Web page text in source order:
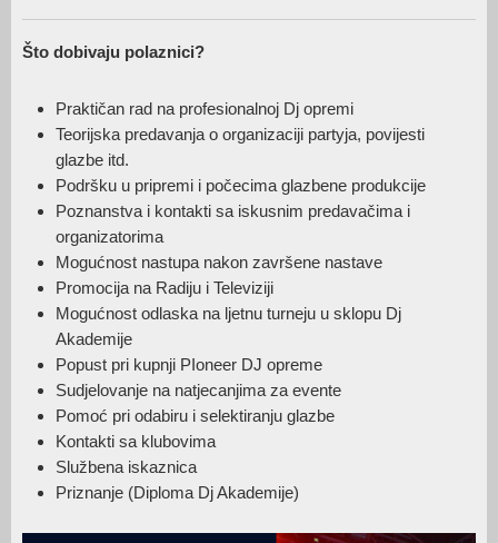
Što dobivaju polaznici?
Praktičan rad na profesionalnoj Dj opremi
Teorijska predavanja o organizaciji partyja, povijesti
glazbe itd.
Podršku u pripremi i počecima glazbene produkcije
Poznanstva i kontakti sa iskusnim predavačima i
organizatorima
Mogućnost nastupa nakon završene nastave
Promocija na Radiju i Televiziji
Mogućnost odlaska na ljetnu turneju u sklopu Dj
Akademije
Popust pri kupnji PIoneer DJ opreme
Sudjelovanje na natjecanjima za evente
Pomoć pri odabiru i selektiranju glazbe
Kontakti sa klubovima
Službena iskaznica
Priznanje (Diploma Dj Akademije)